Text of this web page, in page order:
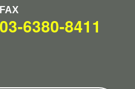
FAX
03-6380-8411